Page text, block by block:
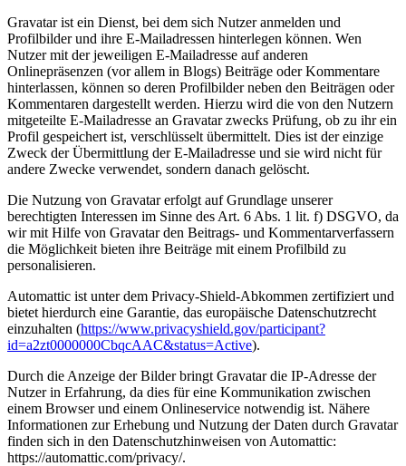
Gravatar ist ein Dienst, bei dem sich Nutzer anmelden und
Profilbilder und ihre E-Mailadressen hinterlegen können. Wen
Nutzer mit der jeweiligen E-Mailadresse auf anderen
Onlinepräsenzen (vor allem in Blogs) Beiträge oder Kommentare
hinterlassen, können so deren Profilbilder neben den Beiträgen oder
Kommentaren dargestellt werden. Hierzu wird die von den Nutzern
mitgeteilte E-Mailadresse an Gravatar zwecks Prüfung, ob zu ihr ein
Profil gespeichert ist, verschlüsselt übermittelt. Dies ist der einzige
Zweck der Übermittlung der E-Mailadresse und sie wird nicht für
andere Zwecke verwendet, sondern danach gelöscht.
Die Nutzung von Gravatar erfolgt auf Grundlage unserer
berechtigten Interessen im Sinne des Art. 6 Abs. 1 lit. f) DSGVO, da
wir mit Hilfe von Gravatar den Beitrags- und Kommentarverfassern
die Möglichkeit bieten ihre Beiträge mit einem Profilbild zu
personalisieren.
Automattic ist unter dem Privacy-Shield-Abkommen zertifiziert und
bietet hierdurch eine Garantie, das europäische Datenschutzrecht
einzuhalten (https://www.privacyshield.gov/participant?
id=a2zt0000000CbqcAAC&status=Active).
Durch die Anzeige der Bilder bringt Gravatar die IP-Adresse der
Nutzer in Erfahrung, da dies für eine Kommunikation zwischen
einem Browser und einem Onlineservice notwendig ist. Nähere
Informationen zur Erhebung und Nutzung der Daten durch Gravatar
finden sich in den Datenschutzhinweisen von Automattic:
https://automattic.com/privacy/.